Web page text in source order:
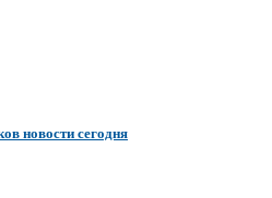
новости сегодня